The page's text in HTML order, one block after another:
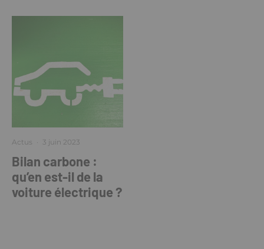
Actus · 3 juin 2023
Bilan carbone :
qu’en est-il de la
voiture électrique ?